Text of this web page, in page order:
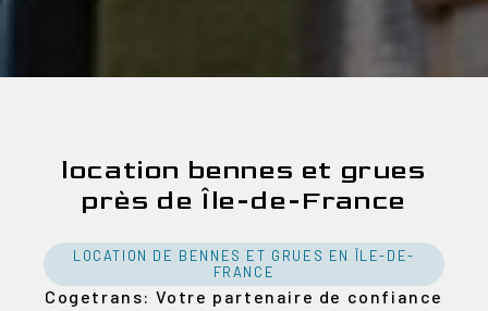
location bennes et grues
près de Île-de-France
LOCATION DE BENNES ET GRUES EN ÎLE-DE-
FRANCE
Cogetrans: Votre partenaire de confiance